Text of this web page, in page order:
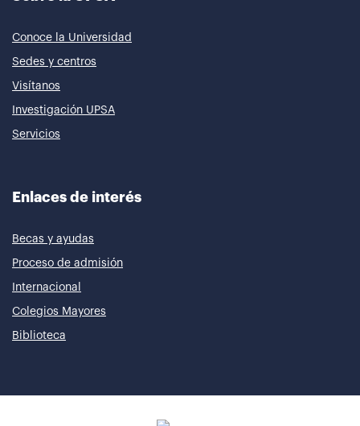
Conoce la Universidad
Sedes y centros
Visítanos
Investigación UPSA
Servicios
Enlaces de interés
Becas y ayudas
Proceso de admisión
Internacional
Colegios Mayores
Biblioteca